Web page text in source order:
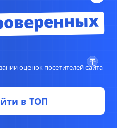
TORFOREX.COM
оценок посетителей сайта
в ТОП